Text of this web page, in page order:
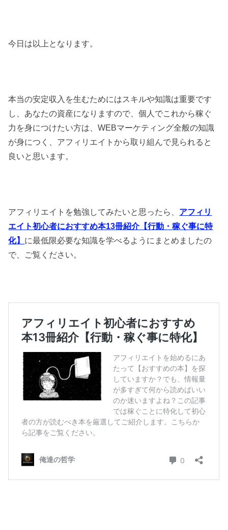
今日は以上となります。
本当の安定収入を生むためにはスキルや知識は重要です
し、あなたの資産になりますので、個人でこれから稼ぐ
力を身につけたい方は、WEBマーケティング全般の知識
が身につく、アフィリエイトから取り組んで見られると
良いと思います。
アフィリエイトを勉強してみたいと思ったら、 アフィリ
エイト初心者におすすめ本13冊紹介【行動・稼ぐ事に特
化】 に最低限必要な知識を学べるようにまとめましたの
で、ご覧ください。